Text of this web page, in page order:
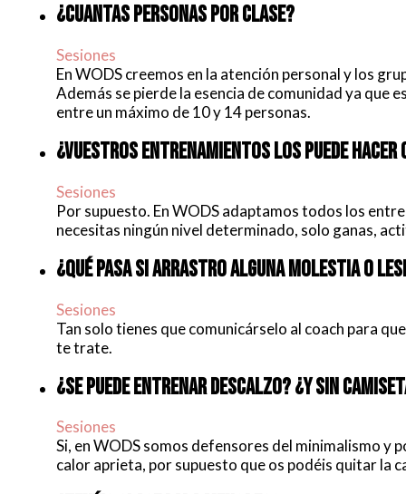
¿CUANTAS PERSONAS POR CLASE?
Sesiones
En WODS creemos en la atención personal y los
Además se pierde la esencia de comunidad ya que
entre un máximo de 10 y 14 personas.
¿VUESTROS ENTRENAMIENTOS LOS PUEDE HACER
Sesiones
Por supuesto. En WODS adaptamos todos los
necesitas ningún nivel determinado, solo ganas,
¿QUÉ PASA SI ARRASTRO ALGUNA MOLESTIA O
Sesiones
Tan solo tienes que comunicárselo al coach para
te trate.
¿SE PUEDE ENTRENAR DESCALZO? ¿Y SIN
Sesiones
Si, en WODS somos defensores del minimalismo y
calor aprieta, por supuesto que os podéis quitar la